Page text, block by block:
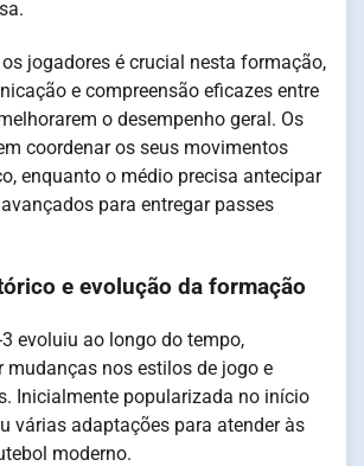
jogadores é crucial nesta formação,
e compreensão eficazes entre
o desempenho geral. Os
coordenar os seus movimentos
enquanto o médio precisa antecipar
para entregar passes
e evolução da formação
evoluiu ao longo do tempo,
mudanças nos estilos de jogo e
Inicialmente popularizada no início
várias adaptações para atender às
moderno.